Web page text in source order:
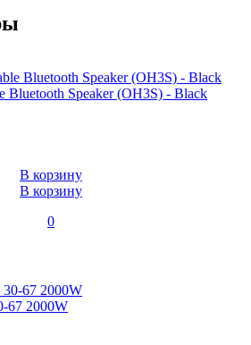
Bluetooth Speaker (OH3S) - Black
В корзину
В корзину
0
67 2000W